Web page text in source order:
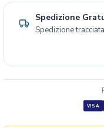
C
Spedizione
Spedizione tracciata
VISA